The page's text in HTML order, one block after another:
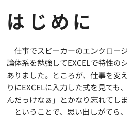
はじめに
仕事でスピーカーのエンクロー
論体系を勉強してEXCELで特性の
ありました。ところが、仕事を変
りにEXCELに入力した式を見ても
んだっけなぁ」とかなり忘れてし
ということで、思い出しがてら